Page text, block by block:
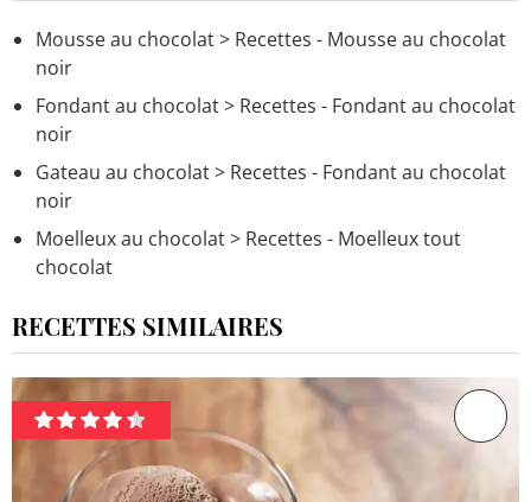
Mousse au chocolat> Recettes - Mousse au chocolat
noir
Fondant au chocolat> Recettes - Fondant au chocolat
noir
Gateau au chocolat> Recettes - Fondant au chocolat
noir
Moelleux au chocolat> Recettes - Moelleux tout
chocolat
RECETTES SIMILAIRES